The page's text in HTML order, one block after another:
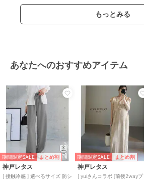
もっとみる
あなたへのおすすめアイテム
期間限定SALE まとめ割
神戸レタス
[ 接触冷感 ] 選べるサイズ 防シ
期間限定SALE まとめ割
神戸レタス
[ yuiさんコラボ ]前後2wayプ